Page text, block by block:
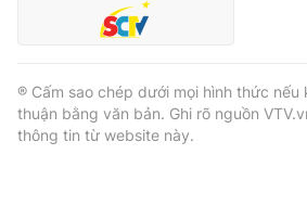
® Cấm sao chép dưới mọi hình thức nếu
thuận bằng văn bản. Ghi rõ nguồn
thông tin từ website này.